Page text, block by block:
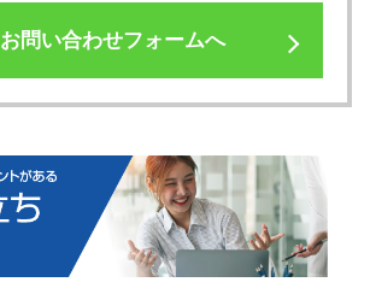
お問い合わせフォームへ